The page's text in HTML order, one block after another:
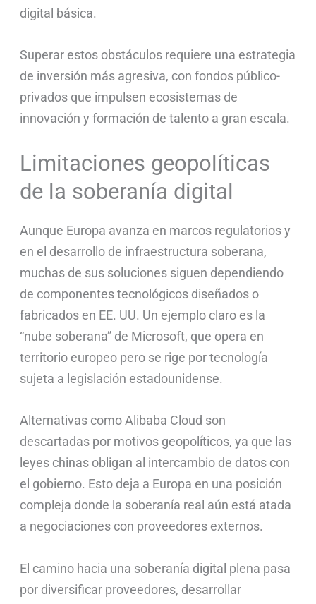
digital básica.
Superar estos obstáculos requiere una estrategia
de inversión más agresiva, con fondos público-
privados que impulsen ecosistemas de
innovación y formación de talento a gran escala.
Limitaciones geopolíticas
de la soberanía digital
Aunque Europa avanza en marcos regulatorios y
en el desarrollo de infraestructura soberana,
muchas de sus soluciones siguen dependiendo
de componentes tecnológicos diseñados o
fabricados en EE. UU. Un ejemplo claro es la
“nube soberana” de Microsoft, que opera en
territorio europeo pero se rige por tecnología
sujeta a legislación estadounidense.
Alternativas como Alibaba Cloud son
descartadas por motivos geopolíticos, ya que las
leyes chinas obligan al intercambio de datos con
el gobierno. Esto deja a Europa en una posición
compleja donde la soberanía real aún está atada
a negociaciones con proveedores externos.
El camino hacia una soberanía digital plena pasa
por diversificar proveedores, desarrollar